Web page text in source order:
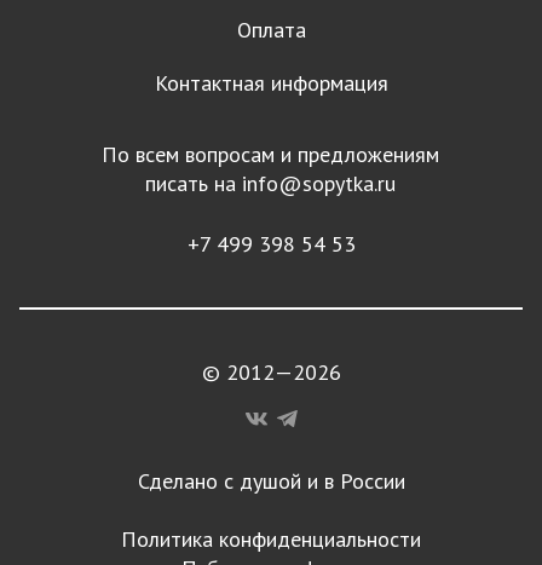
Оплата
Контактная информация
По всем вопросам и предложениям
писать на info@sopytka.ru
+7 499 398 54 53
© 2012—2026
Сделано с душой и в России
Политика конфиденциальности